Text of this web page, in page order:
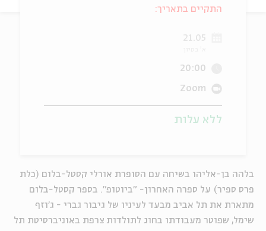
בלהה בן-אליהו בשיחה עם הסופרת אורלי קסטל-בלום (כלת
פרס ספיר) על ספרה האחרון- "ביוטופ". בספר קסטל-בלום
מתארת את תל אביב מבעד לעיניו של גיבור גברי - ג'וזף
שימל, שפוטר מעבודתו בחוג לתולדות צרפת באוניברסיטת תל
התקיים בתאריך:
21.05
20:00
Zoom
ללא עלות